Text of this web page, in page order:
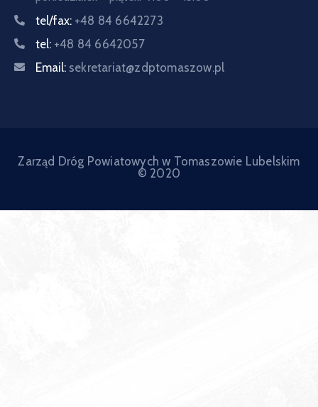
tel/fax: +48 84 6642273
tel: +48 84 6642057
Email: sekretariat@zdptomaszow.pl
Zarząd Dróg Powiatowych w Tomaszowie Lubelskim
© 2020